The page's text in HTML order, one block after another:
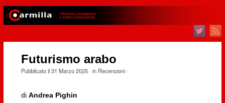
Futurismo arabo
Pubblicato il31 Marzo 2025· in Recensioni·
di Andrea Pighin